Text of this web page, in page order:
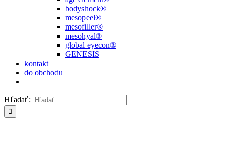
bodyshock®
mesopeel®
mesofiller®
mesohyal®
global eyecon®
GENESIS
kontakt
do obchodu
Hľadať: